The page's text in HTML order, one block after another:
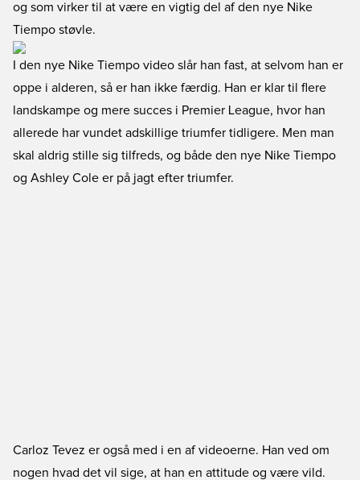
og som virker til at være en vigtig del af den nye Nike
Tiempo støvle.
I den nye Nike Tiempo video slår han fast, at selvom han er
oppe i alderen, så er han ikke færdig. Han er klar til flere
landskampe og mere succes i Premier League, hvor han
allerede har vundet adskillige triumfer tidligere. Men man
skal aldrig stille sig tilfreds, og både den nye Nike Tiempo
og Ashley Cole er på jagt efter triumfer.
Carloz Tevez er også med i en af videoerne. Han ved om
nogen hvad det vil sige, at han en attitude og være vild.